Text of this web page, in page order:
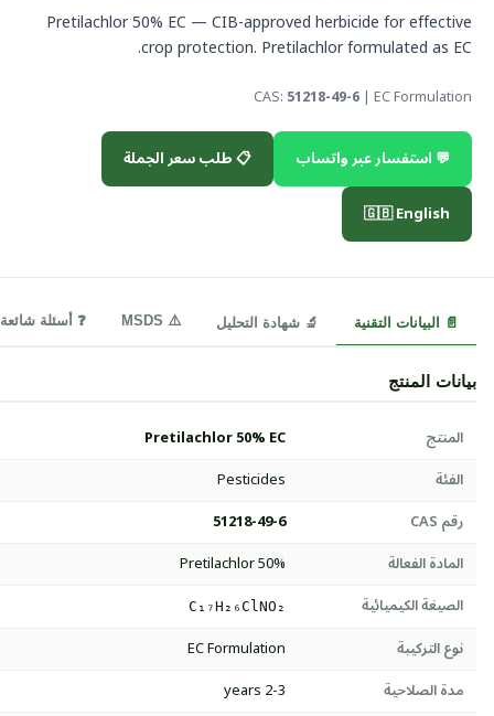
Pretilachlor 50% EC — CIB-approved herbicide for effective
crop protection. Pretilachlor formulated as EC.
CAS:51218-49-6 | EC Formulation
💬 استفسار عبر واتساب
📋 طلب سعر الجملة
🇬🇧 English
📄 البيانات التقنية 🔬 شهادة التحليل ⚠️ MSDS ❓ أسئلة شائعة
بيانات المنتج
المنتج
Pretilachlor 50% EC
الفئة
Pesticides
رقم CAS
51218-49-6
المادة الفعالة
Pretilachlor 50%
الصيغة الكيميائية
C₁₇H₂₆ClNO₂
نوع التركيبة
EC Formulation
مدة الصلاحية
2-3 years